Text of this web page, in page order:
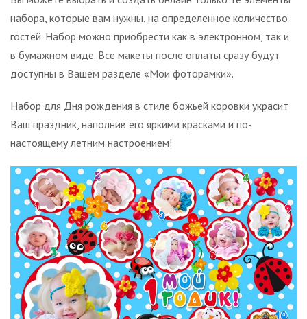
набора, которые вам нужны, на определенное количество
гостей. Набор можно приобрести как в электронном, так и
в бумажном виде. Все макеты после оплаты сразу будут
доступны в Вашем разделе «Мои фоторамки».
Набор для Дня рождения в стиле божьей коровки украсит
Ваш праздник, наполнив его яркими красками и по-
настоящему летним настроением!